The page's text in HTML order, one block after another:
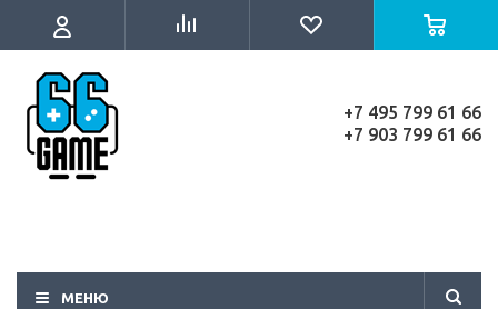
+7 495 799 61 66
+7 903 799 61 66
МЕНЮ